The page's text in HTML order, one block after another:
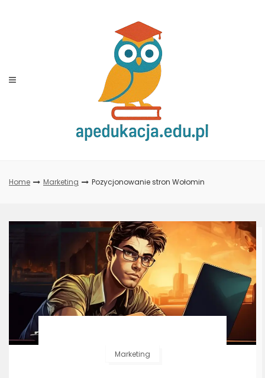
Home Marketing Pozycjonowanie stron Wołomin
Marketing